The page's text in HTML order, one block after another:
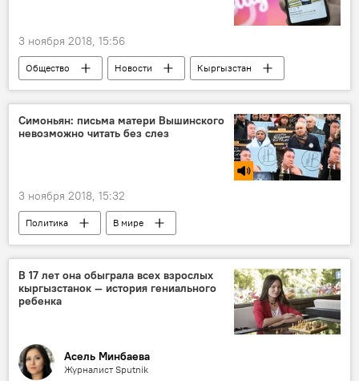
3 ноября 2018, 15:56
Общество Новости
Кыргызстан
Нурлан Насип
миллион
подписчики
Симоньян: письма матери Вышинского
невозможно читать без слез
3 ноября 2018, 15:32
Политика
В мире
Радио Sputnik Кыргызстан
Россия
Дело журналиста Кирилла Вышинского
Украина
Маргарита Симоньян
В 17 лет она обыграла всех взрослых
кыргызстанок — история гениального
ребенка
Асель Минбаева
Журналист Sputnik